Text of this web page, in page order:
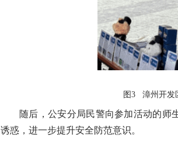
图3 漳州开发
随后，公安分局民警向参加活动的师
诱惑，进一步提升安全防范意识。